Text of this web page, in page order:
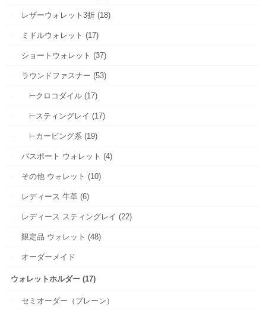
レザーウォレット3折 (18)
ミドルウォレット (17)
ショートウォレット (37)
ラウンドファスナー (53)
⊢クロコダイル (17)
⊢スティングレイ (17)
⊢カービング系 (19)
パスポート ウォレット (4)
その他 ウォレット (10)
レディース 牛革 (6)
レディース スティングレイ (22)
限定品 ウォレット (48)
オーダーメイド
ウォレットホルダー (17)
セミオーダー（プレーン）